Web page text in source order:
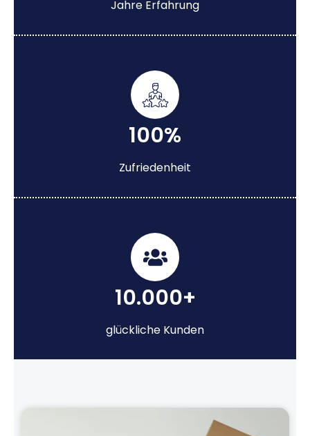
Jahre Erfahrung
100%
Zufriedenheit
10.000+
glückliche Kunden